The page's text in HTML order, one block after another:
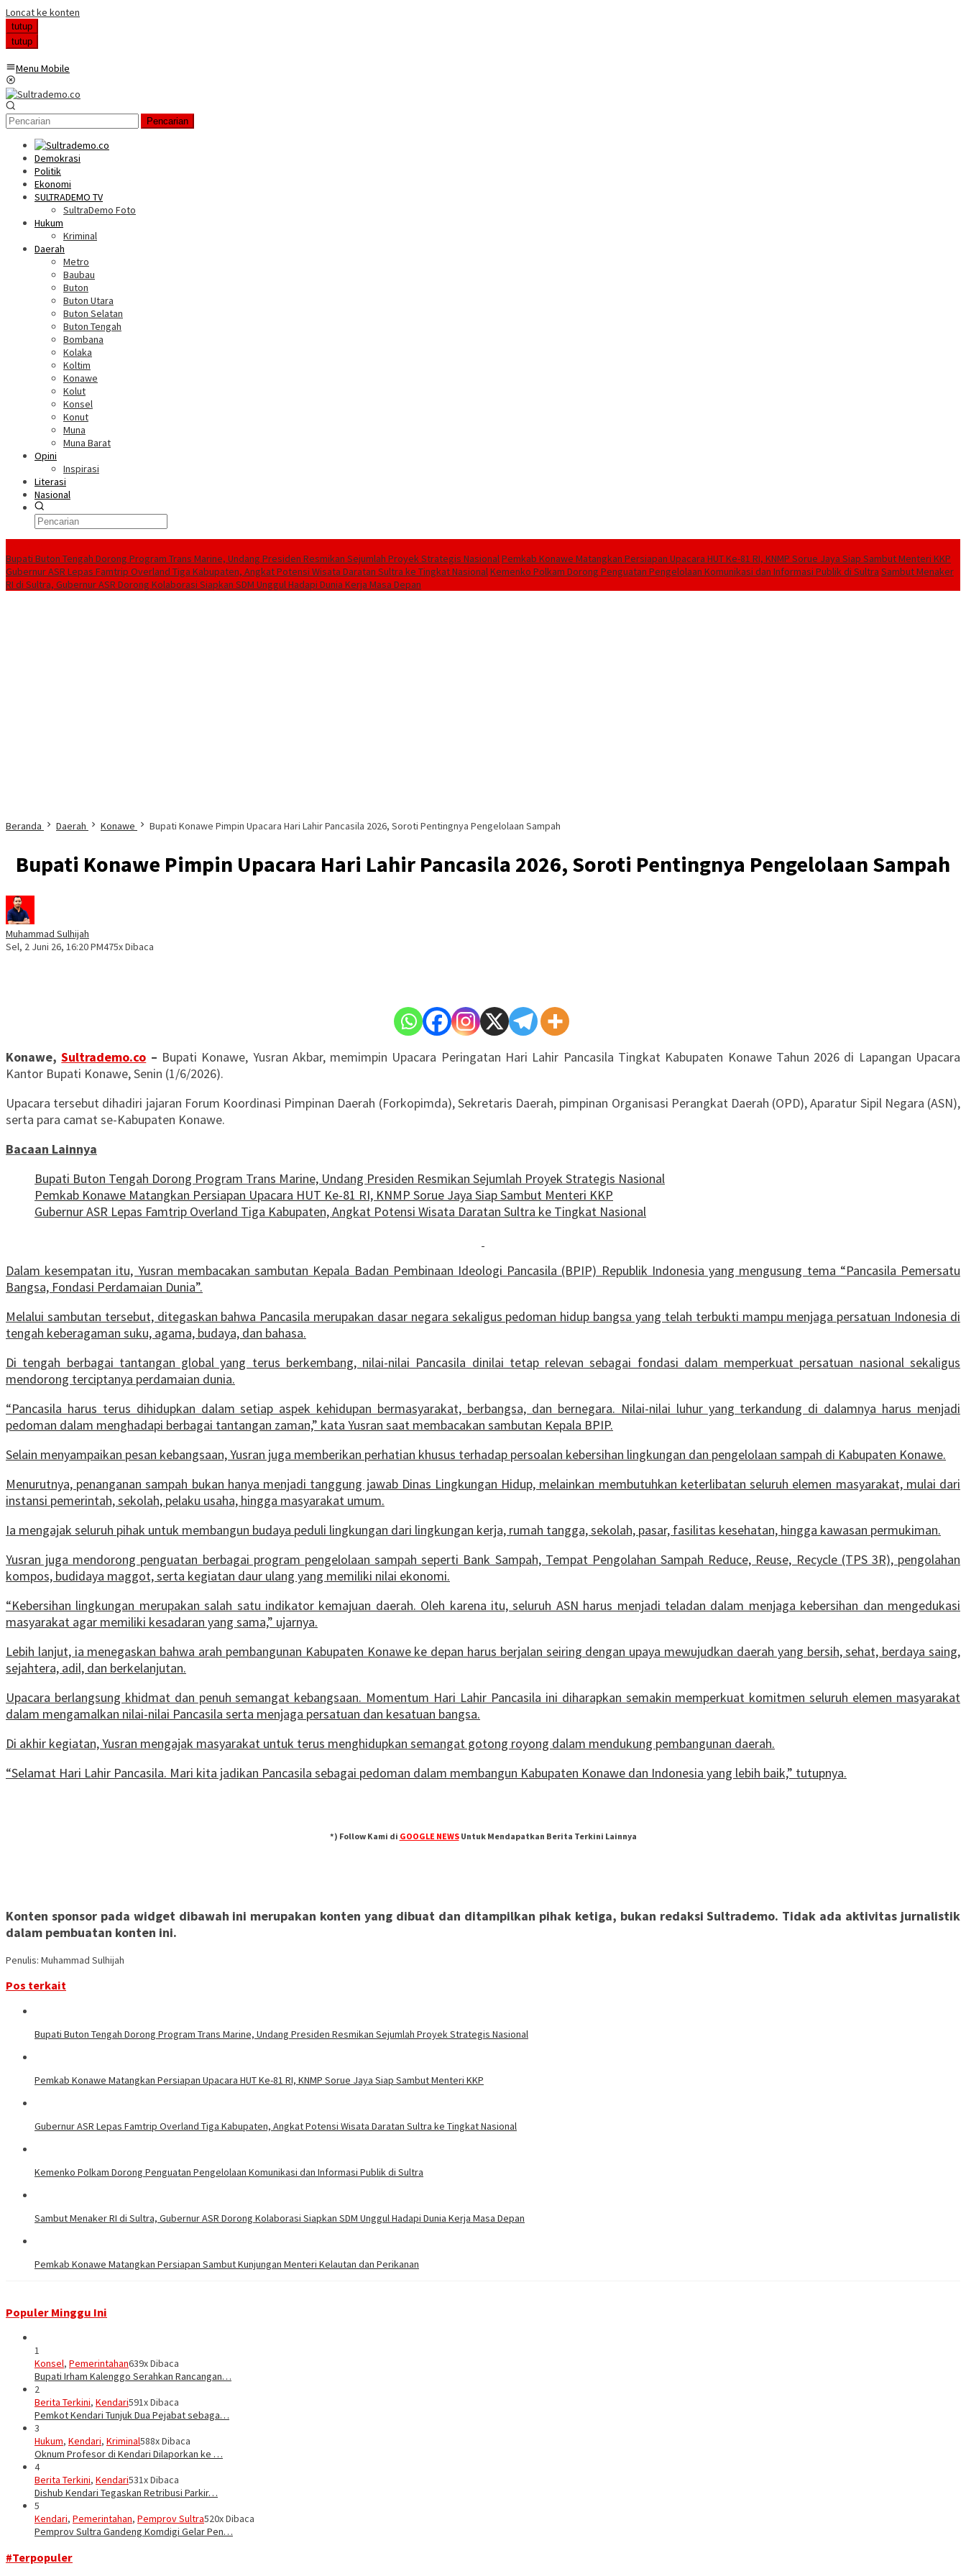
Loncat ke konten
tutup
tutup
Menu Mobile
Pencarian
Demokrasi
Politik
Ekonomi
SULTRADEMO TV
SultraDemo Foto
Hukum
Kriminal
Daerah
Metro
Baubau
Buton
Buton Utara
Buton Selatan
Buton Tengah
Bombana
Kolaka
Koltim
Konawe
Kolut
Konsel
Konut
Muna
Muna Barat
Opini
Inspirasi
Literasi
Nasional
Bupati Buton Tengah Dorong Program Trans Marine, Undang Presiden Resmikan Sejumlah Proyek Strategis NasionalPemkab Konawe Matangkan Persiapan Upacara HUT Ke-81 RI, KNMP Sorue Jaya Siap Sambut Menteri KKP
Gubernur ASR Lepas Famtrip Overland Tiga Kabupaten, Angkat Potensi Wisata Daratan Sultra ke Tingkat NasionalKemenko Polkam Dorong Penguatan Pengelolaan Komunikasi dan Informasi Publik di Sultra Sambut Menaker
RI di Sultra, Gubernur ASR Dorong Kolaborasi Siapkan SDM Unggul Hadapi Dunia Kerja Masa Depan
Beranda Daerah Konawe Bupati Konawe Pimpin Upacara Hari Lahir Pancasila 2026, Soroti Pentingnya Pengelolaan Sampah
Bupati Konawe Pimpin Upacara Hari Lahir Pancasila 2026, Soroti Pentingnya Pengelolaan Sampah
Muhammad Sulhijah
Sel, 2 Juni 26, 16:20 PM475x Dibaca
Konawe,Sultrademo.co – Bupati Konawe, Yusran Akbar, memimpin Upacara Peringatan Hari Lahir Pancasila Tingkat Kabupaten Konawe Tahun 2026 di Lapangan Upacara
Kantor Bupati Konawe, Senin (1/6/2026).
Upacara tersebut dihadiri jajaran Forum Koordinasi Pimpinan Daerah (Forkopimda), Sekretaris Daerah, pimpinan Organisasi Perangkat Daerah (OPD), Aparatur Sipil Negara (ASN),
serta para camat se-Kabupaten Konawe.
Bacaan Lainnya
Bupati Buton Tengah Dorong Program Trans Marine, Undang Presiden Resmikan Sejumlah Proyek Strategis Nasional
Pemkab Konawe Matangkan Persiapan Upacara HUT Ke-81 RI, KNMP Sorue Jaya Siap Sambut Menteri KKP
Gubernur ASR Lepas Famtrip Overland Tiga Kabupaten, Angkat Potensi Wisata Daratan Sultra ke Tingkat Nasional
Dalam kesempatan itu, Yusran membacakan sambutan Kepala Badan Pembinaan Ideologi Pancasila (BPIP) Republik Indonesia yang mengusung tema “Pancasila Pemersatu
Bangsa, Fondasi Perdamaian Dunia”.
Melalui sambutan tersebut, ditegaskan bahwa Pancasila merupakan dasar negara sekaligus pedoman hidup bangsa yang telah terbukti mampu menjaga persatuan Indonesia di
tengah keberagaman suku, agama, budaya, dan bahasa.
Di tengah berbagai tantangan global yang terus berkembang, nilai-nilai Pancasila dinilai tetap relevan sebagai fondasi dalam memperkuat persatuan nasional sekaligus
mendorong terciptanya perdamaian dunia.
“Pancasila harus terus dihidupkan dalam setiap aspek kehidupan bermasyarakat, berbangsa, dan bernegara. Nilai-nilai luhur yang terkandung di dalamnya harus menjadi
pedoman dalam menghadapi berbagai tantangan zaman,” kata Yusran saat membacakan sambutan Kepala BPIP.
Selain menyampaikan pesan kebangsaan, Yusran juga memberikan perhatian khusus terhadap persoalan kebersihan lingkungan dan pengelolaan sampah di Kabupaten Konawe.
Menurutnya, penanganan sampah bukan hanya menjadi tanggung jawab Dinas Lingkungan Hidup, melainkan membutuhkan keterlibatan seluruh elemen masyarakat, mulai dari
instansi pemerintah, sekolah, pelaku usaha, hingga masyarakat umum.
Ia mengajak seluruh pihak untuk membangun budaya peduli lingkungan dari lingkungan kerja, rumah tangga, sekolah, pasar, fasilitas kesehatan, hingga kawasan permukiman.
Yusran juga mendorong penguatan berbagai program pengelolaan sampah seperti Bank Sampah, Tempat Pengolahan Sampah Reduce, Reuse, Recycle (TPS 3R), pengolahan
kompos, budidaya maggot, serta kegiatan daur ulang yang memiliki nilai ekonomi.
“Kebersihan lingkungan merupakan salah satu indikator kemajuan daerah. Oleh karena itu, seluruh ASN harus menjadi teladan dalam menjaga kebersihan dan mengedukasi
masyarakat agar memiliki kesadaran yang sama,” ujarnya.
Lebih lanjut, ia menegaskan bahwa arah pembangunan Kabupaten Konawe ke depan harus berjalan seiring dengan upaya mewujudkan daerah yang bersih, sehat, berdaya saing,
sejahtera, adil, dan berkelanjutan.
Upacara berlangsung khidmat dan penuh semangat kebangsaan. Momentum Hari Lahir Pancasila ini diharapkan semakin memperkuat komitmen seluruh elemen masyarakat
dalam mengamalkan nilai-nilai Pancasila serta menjaga persatuan dan kesatuan bangsa.
Di akhir kegiatan, Yusran mengajak masyarakat untuk terus menghidupkan semangat gotong royong dalam mendukung pembangunan daerah.
“Selamat Hari Lahir Pancasila. Mari kita jadikan Pancasila sebagai pedoman dalam membangun Kabupaten Konawe dan Indonesia yang lebih baik,” tutupnya.
*) Follow Kami di GOOGLE NEWSUntuk Mendapatkan Berita Terkini Lainnya
Konten sponsor pada widget dibawah ini merupakan konten yang dibuat dan ditampilkan pihak ketiga, bukan redaksi Sultrademo. Tidak ada aktivitas jurnalistik
dalam pembuatan konten ini.
Penulis: Muhammad Sulhijah
Pos terkait
Bupati Buton Tengah Dorong Program Trans Marine, Undang Presiden Resmikan Sejumlah Proyek Strategis Nasional
Pemkab Konawe Matangkan Persiapan Upacara HUT Ke-81 RI, KNMP Sorue Jaya Siap Sambut Menteri KKP
Gubernur ASR Lepas Famtrip Overland Tiga Kabupaten, Angkat Potensi Wisata Daratan Sultra ke Tingkat Nasional
Kemenko Polkam Dorong Penguatan Pengelolaan Komunikasi dan Informasi Publik di Sultra
Sambut Menaker RI di Sultra, Gubernur ASR Dorong Kolaborasi Siapkan SDM Unggul Hadapi Dunia Kerja Masa Depan
Pemkab Konawe Matangkan Persiapan Sambut Kunjungan Menteri Kelautan dan Perikanan
Populer Minggu Ini
1
Konsel, Pemerintahan639x Dibaca
Bupati Irham Kalenggo Serahkan Rancangan…
2
Berita Terkini, Kendari591x Dibaca
Pemkot Kendari Tunjuk Dua Pejabat sebaga…
3
Hukum, Kendari, Kriminal588x Dibaca
Oknum Profesor di Kendari Dilaporkan ke …
4
Berita Terkini, Kendari531x Dibaca
Dishub Kendari Tegaskan Retribusi Parkir…
5
Kendari, Pemerintahan, Pemprov Sultra520x Dibaca
Pemprov Sultra Gandeng Komdigi Gelar Pen…
#Terpopuler